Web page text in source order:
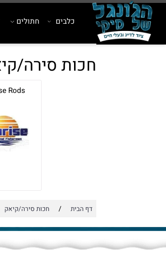
כלבים חתולים דגי-נוי
חכות סירה/קיאק
Sunrise Rods